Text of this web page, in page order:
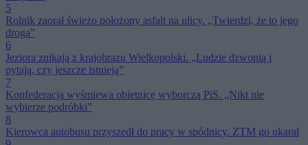
5
Rolnik zaorał świeżo położony asfalt na ulicy. „Twierdzi, że to jego
droga”
6
Jeziora znikają z krajobrazu Wielkopolski. „Ludzie dzwonią i
pytają, czy jeszcze istnieją”
7
Konfederacja wyśmiewa obietnicę wyborczą PiS. „Nikt nie
wybierze podróbki”
8
Kierowca autobusu przyszedł do pracy w spódnicy. ZTM go ukarał